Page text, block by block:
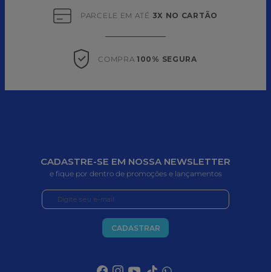
PARCELE EM ATÉ 3X NO CARTÃO
COMPRA 100% SEGURA
CADASTRE-SE EM NOSSA NEWSLETTER
e fique por dentro de promoções e lançamentos
CADASTRAR